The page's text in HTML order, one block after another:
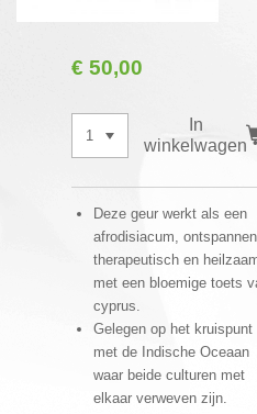
€ 50,00
In
winkelwagen
Deze geur werkt als een
afrodisiacum,
therapeutisch en
met een bloemige toets
cyprus.
Gelegen op het kruispunt
met de Indische Oceaan
waar beide culturen met
elkaar verweven zijn.